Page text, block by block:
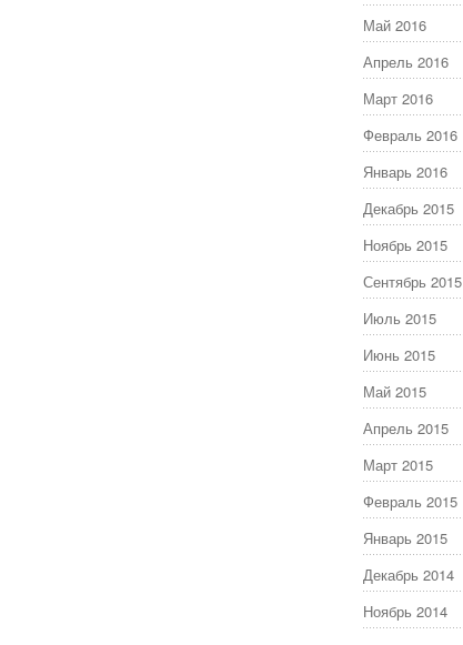
Май 2016
Апрель 2016
Март 2016
Февраль 2016
Январь 2016
Декабрь 2015
Ноябрь 2015
Сентябрь 2015
Июль 2015
Июнь 2015
Май 2015
Апрель 2015
Март 2015
Февраль 2015
Январь 2015
Декабрь 2014
Ноябрь 2014